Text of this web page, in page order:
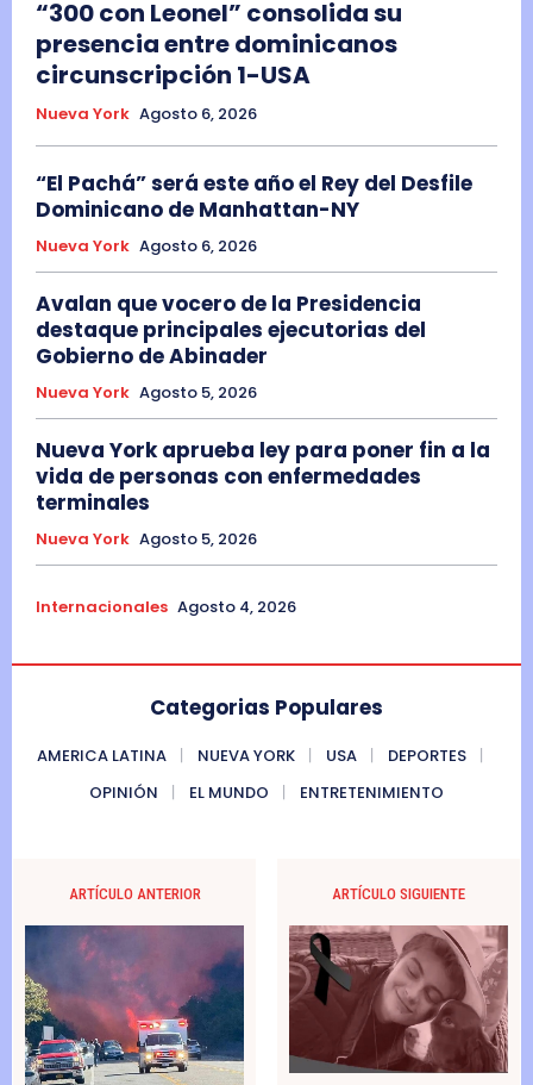
“300 con Leonel” consolida su
presencia entre dominicanos
circunscripción 1-USA
Nueva York Agosto 6, 2026
“El Pachá” será este año el Rey del Desfile
Dominicano de Manhattan-NY
Nueva York Agosto 6, 2026
Avalan que vocero de la Presidencia
destaque principales ejecutorias del
Gobierno de Abinader
Nueva York Agosto 5, 2026
Nueva York aprueba ley para poner fin a la
vida de personas con enfermedades
terminales
Nueva York Agosto 5, 2026
Internacionales Agosto 4, 2026
Categorias Populares
AMERICA LATINA NUEVA YORK USA
DEPORTES
OPINIÓN
EL MUNDO ENTRETENIMIENTO
ARTÍCULO ANTERIOR ARTÍCULO SIGUIENTE